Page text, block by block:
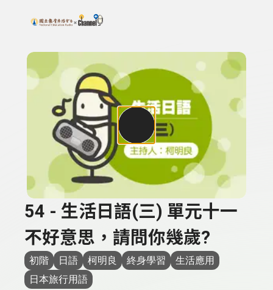
上方功能區塊
搜尋關鍵字：可輸入節目名稱、主持人或關鍵字
54 - 生活日語(三) 單元十一
不好意思，請問你幾歲?
初階 日語 柯明良 終身學習
生活應用
日本旅行用語